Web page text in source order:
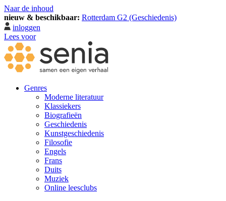
Naar de inhoud
nieuw & beschikbaar: Rotterdam G2 (Geschiedenis)
inloggen
Lees voor
Genres
Moderne literatuur
Klassiekers
Biografieën
Geschiedenis
Kunst­geschiedenis
Filosofie
Engels
Frans
Duits
Muziek
Online leesclubs